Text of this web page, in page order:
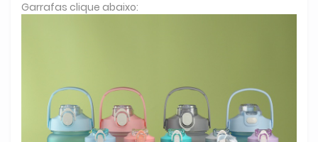
Garrafas clique abaixo: